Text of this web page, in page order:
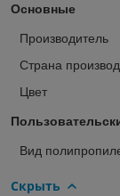
Основные
Производитель
Страна
Цвет
Вид
Скрыть